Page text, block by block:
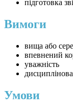
підготовка
Вимоги
вища або
впевнений
уважність
Умови